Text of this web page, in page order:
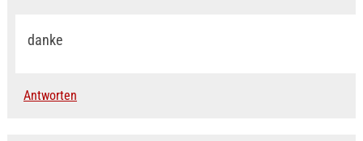
danke
Antworten